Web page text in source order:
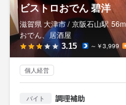
ビストロおでん 碧洋
滋賀県 大津市 / 京阪石山駅 56m
おでん、居酒屋
3.15 ～￥3,999
個人経営
バイト 調理補助
【業績好調のため店舗拡大中
現在、名古屋を中心にグル
ゆくゆくは店長やマネージ
ます！